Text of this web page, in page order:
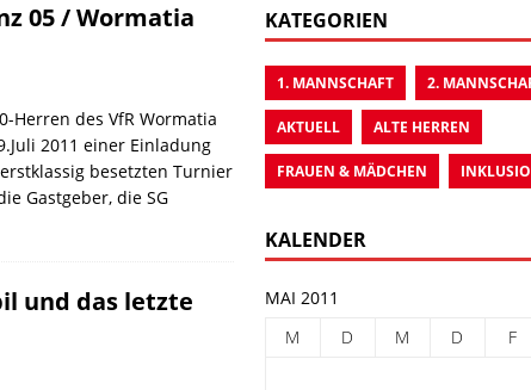
05 / Wormatia
Herren des VfR Wormatia
2011 einer Einladung
besetzten Turnier
Gastgeber, die SG
und das letzte
KATEGORIEN
1. MANNSCHAFT 2.
AKTUELL ALTE HERREN
FRAUEN & MÄDCHEN
KALENDER
MAI 2011
M
D M D F